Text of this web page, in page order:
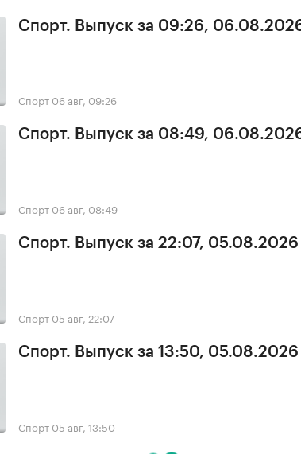
Спорт. Выпуск за 09:26,
Спорт 06 авг, 09:26
Спорт. Выпуск за 08:49,
Спорт 06 авг, 08:49
Спорт. Выпуск за 22:07, 05.08.2026
Спорт 05 авг, 22:07
Спорт. Выпуск за 13:50, 05.08.2026
Спорт 05 авг, 13:50